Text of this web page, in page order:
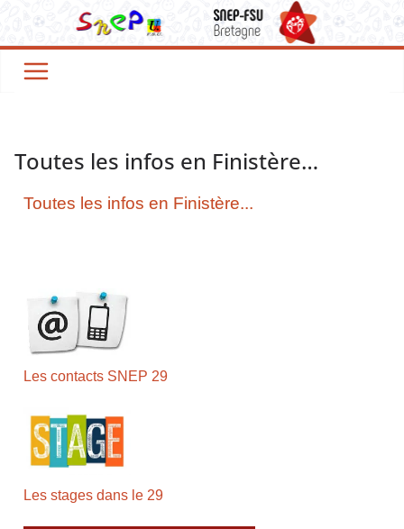
Toutes les infos en Finistère…
Toutes les infos en Finistère...
Les contacts SNEP 29
Les stages dans le 29